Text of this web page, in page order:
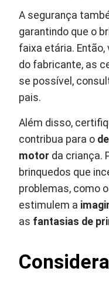
A segurança
garantindo que o
faixa etária.
do fabricante, as
se possível,
pais.
Além disso,
contribua para o
motor da criança.
brinquedos que
problemas, como
estimulem a
as fantasias de